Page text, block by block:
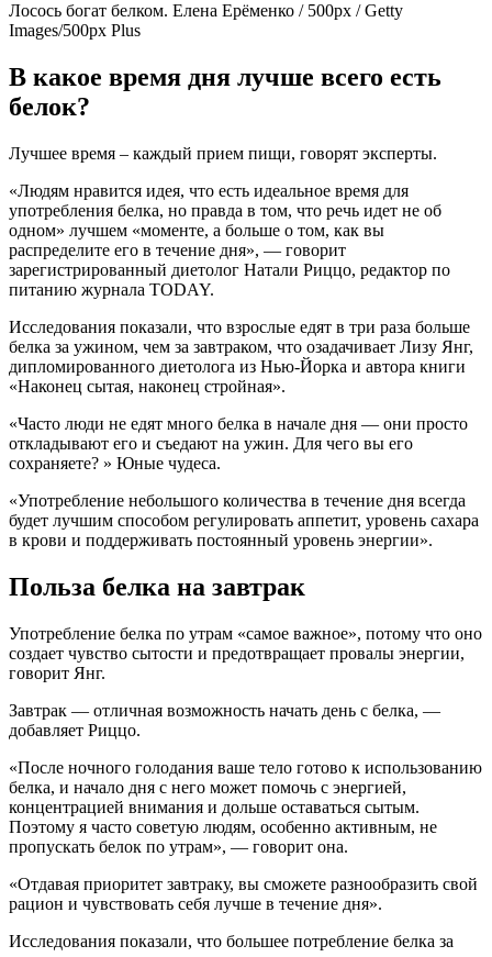
Лосось богат белком. Елена Ерёменко / 500px / Getty
Images/500px Plus
В какое время дня лучше всего есть
белок?
Лучшее время – каждый прием пищи, говорят эксперты.
«Людям нравится идея, что есть идеальное время для
употребления белка, но правда в том, что речь идет не об
одном» лучшем «моменте, а больше о том, как вы
распределите его в течение дня», — говорит
зарегистрированный диетолог Натали Риццо, редактор по
питанию журнала TODAY.
Исследования показали, что взрослые едят в три раза больше
белка за ужином, чем за завтраком, что озадачивает Лизу Янг,
дипломированного диетолога из Нью-Йорка и автора книги
«Наконец сытая, наконец стройная».
«Часто люди не едят много белка в начале дня — они просто
откладывают его и съедают на ужин. Для чего вы его
сохраняете? » Юные чудеса.
«Употребление небольшого количества в течение дня всегда
будет лучшим способом регулировать аппетит, уровень сахара
в крови и поддерживать постоянный уровень энергии».
Польза белка на завтрак
Употребление белка по утрам «самое важное», потому что оно
создает чувство сытости и предотвращает провалы энергии,
говорит Янг.
Завтрак — отличная возможность начать день с белка, —
добавляет Риццо.
«После ночного голодания ваше тело готово к использованию
белка, и начало дня с него может помочь с энергией,
концентрацией внимания и дольше оставаться сытым.
Поэтому я часто советую людям, особенно активным, не
пропускать белок по утрам», — говорит она.
«Отдавая приоритет завтраку, вы сможете разнообразить свой
рацион и чувствовать себя лучше в течение дня».
Исследования показали, что большее потребление белка за